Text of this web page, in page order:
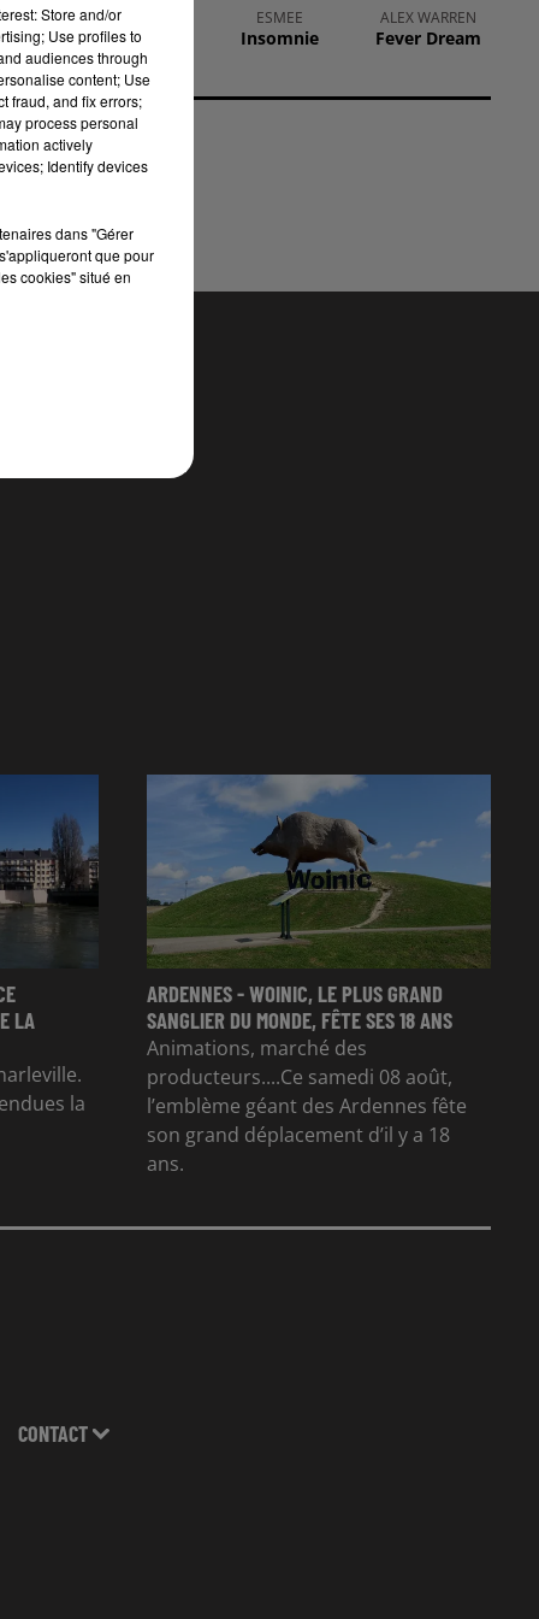
MADONNA
Like A Prayer
ESMEE
Insomnie
ALEX WARREN
Fever Dream
LA
la
ARDENNES - WOINIC, LE PLUS GRAND
SANGLIER DU MONDE, FÊTE SES 18 ANS
Animations, marché des
producteurs....Ce samedi 08 août,
l’emblème géant des Ardennes fête
son grand déplacement d’il y a 18
ans.
CONTACT
Store and/or
Use profiles to
audiences through
content; Use
fraud, and fix errors;
process personal
actively
Identify devices
dans "Gérer
que pour
cookies" situé en